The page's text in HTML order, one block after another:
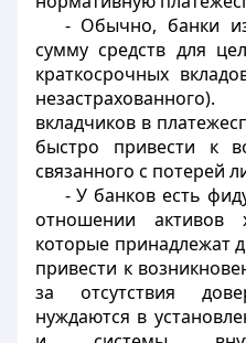
- Обычно, банки
сумму средств для
краткосрочных
вкладчиков в
быстро привести к
связанного с потерей
- У банков есть
отношении
которые принадлежат
привести к
за отсутствия
нуждаются в